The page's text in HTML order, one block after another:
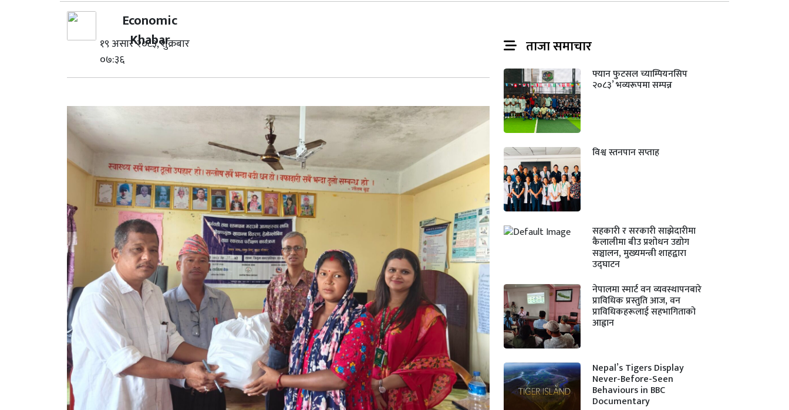
Economic
Khabar
१९ असार २०८३, शुक्रबार
०७:३६
ताजा समाचार
फ्यान फुटसल च्याम्पियनसिप
२०८३’ भव्यरूपमा सम्पन्न
विश्व स्तनपान सप्ताह
सहकारी र सरकारी साझेदारीमा
कैलालीमा बीउ प्रशोधन उद्योग
सञ्चालन, मुख्यमन्त्री शाहद्वारा
उद्घाटन
नेपालमा स्मार्ट वन व्यवस्थापनबारे
प्राविधिक प्रस्तुति आज, वन
प्राविधिकहरूलाई सहभागिताको
आह्वान
Nepal’s Tigers Display
Never-Before-Seen
Behaviours in BBC
Documentary